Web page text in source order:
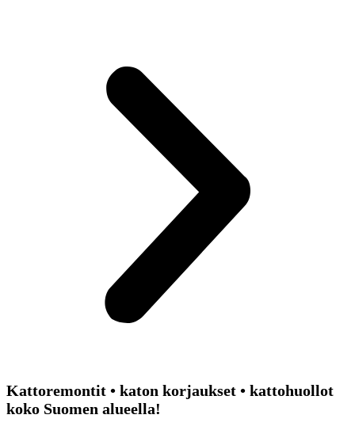
Kattoremontit • katon korjaukset • kattohuollot
koko Suomen alueella!